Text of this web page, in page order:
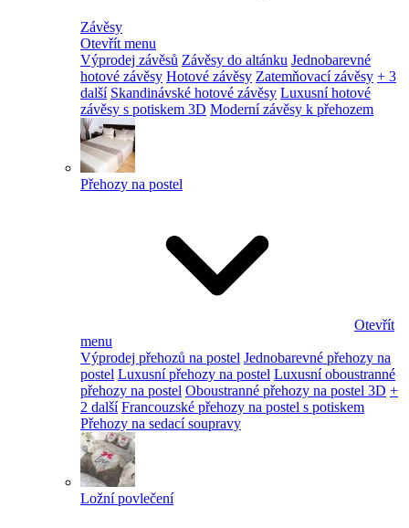
Závěsy
Otevřít menu
Výprodej závěsů Závěsy do altánku Jednobarevné
hotové závěsy Hotové závěsy Zatemňovací závěsy + 3
další Skandinávské hotové závěsy Luxusní hotové
závěsy s potiskem 3D Moderní závěsy k přehozem
Přehozy na postel
Otevřít
menu
Výprodej přehozů na postel Jednobarevné přehozy na
postel Luxusní přehozy na postel Luxusní oboustranné
přehozy na postel Oboustranné přehozy na postel 3D +
2 další Francouzské přehozy na postel s potiskem
Přehozy na sedací soupravy
Ložní povlečení